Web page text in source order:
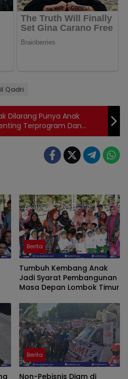
Qadri
Dilarang Punya Anak
Terprogram Dan
Berita
Tumbuh Kembang Anak
Jadi Syarat Pembangunan
Masa Depan Lombok Timur
Berita
Non-Pebisnis Diam di